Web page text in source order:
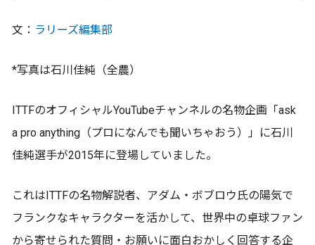
文： ラリーズ編集部
*写真は石川佳純（全農）
ITTFのオフィシャルYouTubeチャンネルの名物企画「ask
a pro anything（プロになんでも聞いちゃおう）」に石川
佳純選手が2015年に登場していました。
これはITTFの名物解説者、アダム・ボブロウ氏の陽気で
フランクなキャラクターを活かして、世界中の卓球ファン
から寄せられた質問・お願いに面白おかしく回答する企